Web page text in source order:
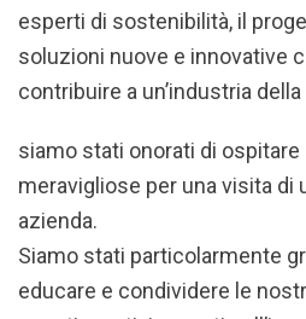
esperti di sostenibilità, il
soluzioni nuove e innovative
contribuire a un’industria
siamo stati onorati di
meravigliose per una visita di
azienda.
Siamo stati particolarmente
educare e condividere le